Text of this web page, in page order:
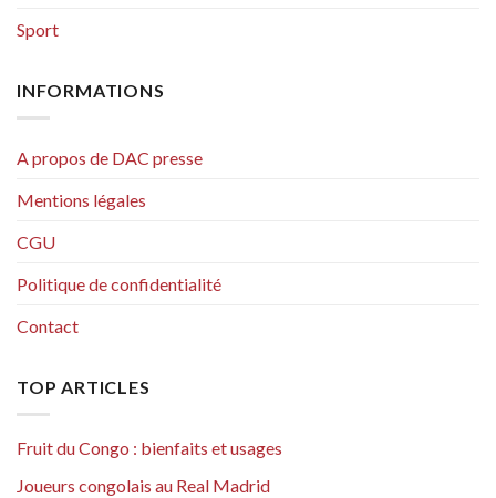
Sport
INFORMATIONS
A propos de DAC presse
Mentions légales
CGU
Politique de confidentialité
Contact
TOP ARTICLES
Fruit du Congo : bienfaits et usages
Joueurs congolais au Real Madrid